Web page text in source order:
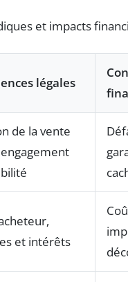
et impacts
légales
de la vente
et intérêts